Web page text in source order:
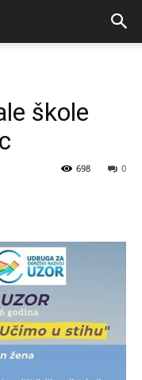
škole
0
698